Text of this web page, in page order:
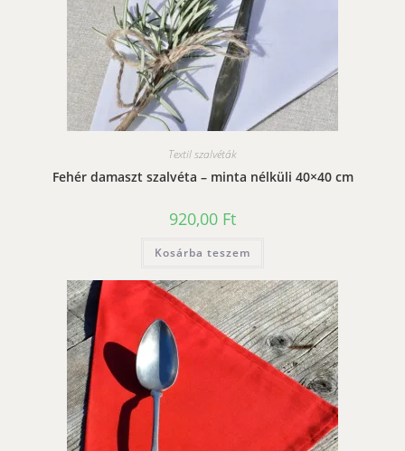
Textil szalvéták
Fehér damaszt szalvéta – minta nélküli 40×40 cm
920,00 Ft
Kosárba teszem